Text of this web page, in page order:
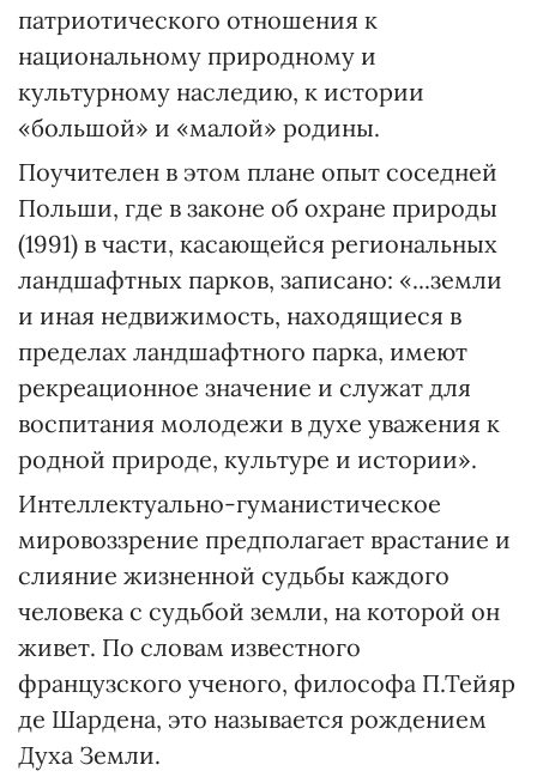
патриотического отношения к
национальному природному и
культурному наследию, к истории
«большой» и «малой» родины.
Поучителен в этом плане опыт соседней
Польши, где в законе об охране природы
(1991) в части, касающейся региональных
ландшафтных парков, записано: «...земли
и иная недвижимость, находящиеся в
пределах ландшафтного парка, имеют
рекреационное значение и служат для
воспитания молодежи в духе уважения к
родной природе, культуре и истории».
Интеллектуально-гуманистическое
мировоззрение предполагает врастание и
слияние жизненной судьбы каждого
человека с судьбой земли, на которой он
живет. По словам известного
французского ученого, философа П.Тейяр
де Шардена, это называется рождением
Духа Земли.